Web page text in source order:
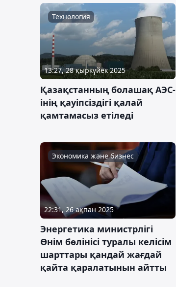
Технология
13:27, 28 қыркүйек 2025
Қазақстанның болашақ АЭС-
інің қауіпсіздігі қалай
қамтамасыз етіледі
Экономика және бизнес
22:31, 26 ақпан 2025
Энергетика министрлігі
Өнім бөлінісі туралы келісім
шарттары қандай жағдай
қайта қаралатынын айтты